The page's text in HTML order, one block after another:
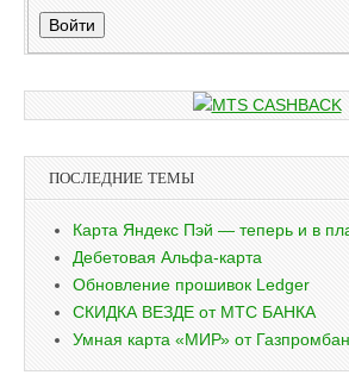
Войти
ПОСЛЕДНИЕ ТЕМЫ
Карта Яндекс Пэй — теперь и в
Дебетовая Альфа-карта
Обновление прошивок Ledger
СКИДКА ВЕЗДЕ от МТС БАНКА
Умная карта «МИР» от